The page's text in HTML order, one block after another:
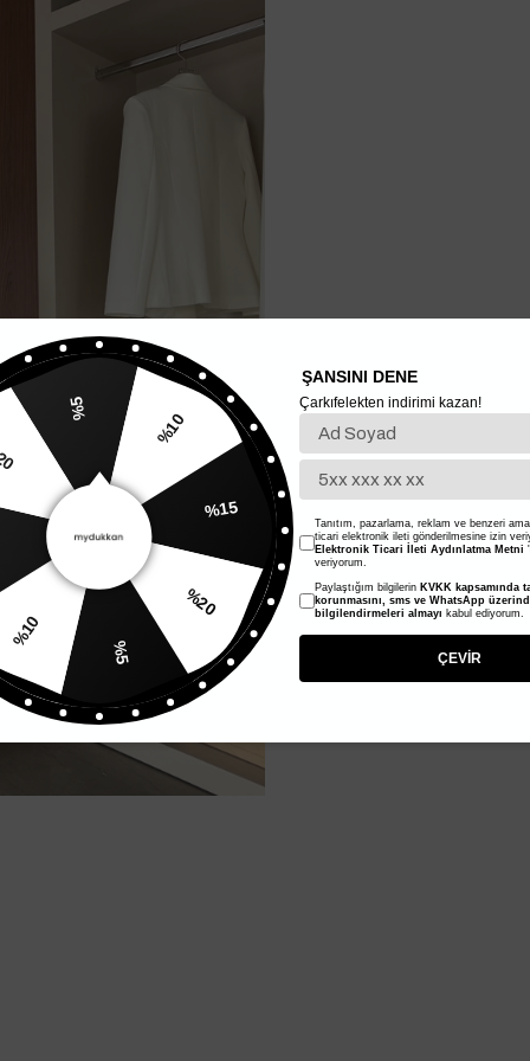
%5
%10
%15
%20
%5
%10
ŞANSINI DENE
Çarkıfelekten indirimi kazan!
Tanıtım, pazarlama, reklam ve benzeri
ticari elektronik ileti gönderilmesine izin
Elektronik Ticari İleti Aydınlatma Metni
veriyorum.
Paylaştığım bilgilerin KVKK kapsamında
korunmasını, sms ve WhatsApp
bilgilendirmeleri almayı kabul ediyorum.
ÇEVİR